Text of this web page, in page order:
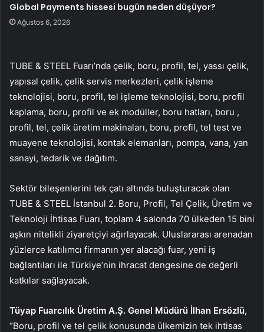
Global Payments hissesi bugün neden düşüyor?
Ağustos 6, 2026
TUBE & STEEL Fuarı’nda çelik, boru, profil, tel, yassı çelik,
yapısal çelik, çelik servis merkezleri, çelik işleme
teknolojisi, boru, profil, tel işleme teknolojisi, boru, profil
kaplama, boru, profil ve ek modüller, boru hatları, boru ,
profil, tel, çelik üretim makinaları, boru, profil, tel test ve
muayene teknolojisi, kontak elemanları, pompa, vana, yan
sanayi, tedarik ve dağıtım.
Sektör bileşenlerini tek çatı altında buluşturacak olan
TUBE & STEEL İstanbul 2. Boru, Profil, Tel Çelik, Üretim ve
Teknoloji İhtisas Fuarı, toplam 4 salonda 70 ülkeden 15 bini
aşkın nitelikli ziyaretçiyi ağırlayacak. Uluslararası arenadan
yüzlerce katılımcı firmanın yer alacağı fuar, yeni iş
bağlantıları ile Türkiye’nin ihracat dengesine de değerli
katkılar sağlayacak.
Tüyap Fuarcılık Üretim A.Ş. Genel Müdürü İlhan Ersözlü,
“Boru, profil ve tel çelik konusunda ülkemizin tek ihtisas